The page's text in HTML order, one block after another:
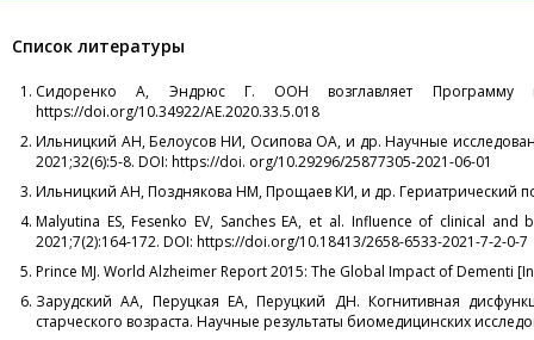
Список литературы
Сидоренко А, Эндрюс Г. ООН возглавляет Программу
https://doi.org/10.34922/AE.2020.33.5.018
Ильницкий АН, Белоусов НИ, Осипова ОА, и др. Научные
2021;32(6):5-8. DOI: https://doi. org/10.29296/25877305-2021-06-01
Ильницкий АН, Позднякова НМ, Прощаев КИ, и др. Гериатрический
Malyutina ES, Fesenko EV, Sanches EA, et al. Influence of clinical
2021;7(2):164-172. DOI: https://doi.org/10.18413/2658-6533-2021-7-2-0-7
Prince MJ. World Alzheimer Report 2015: The Global Impact of Dementi
Зарудский АА, Перуцкая ЕА, Перуцкий ДН. Когнитивная
старческого возраста. Научные результаты биомедицинских